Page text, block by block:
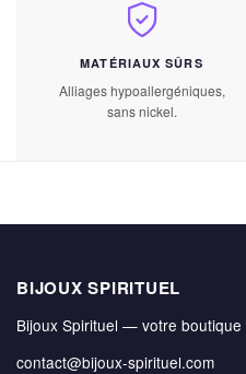
MATÉRIAUX SÛRS
Alliages hypoallergéniques,
sans nickel.
BIJOUX SPIRITUEL
Bijoux Spirituel — votre boutique
contact@bijoux-spirituel.com